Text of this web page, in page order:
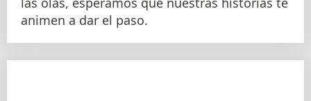
animen a dar el paso.